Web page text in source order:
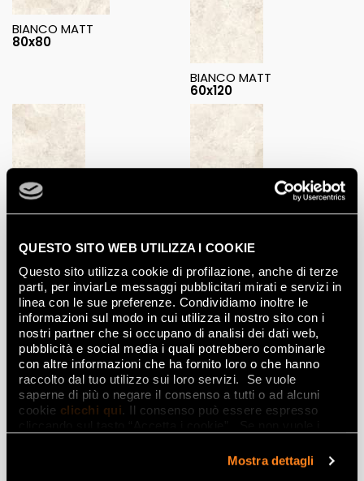
QUESTO SITO WEB UTILIZZA I COOKIE
Questo sito utilizza cookie di profilazione, anche di terze
parti, per inviarLe messaggi pubblicitari mirati e servizi in
linea con le sue preferenze. Condividiamo inoltre le
informazioni sul modo in cui utilizza il nostro sito con i
nostri partner che si occupano di analisi dei dati web,
pubblicità e social media i quali potrebbero combinarle
con altre informazioni che ha fornito loro o che hanno
raccolto dal tuo utilizzo sui loro servizi. Se vuole
saperne di più o negare il consenso a tutti o ad alcuni
cookie clicchi qui. Il consenso può essere espresso
Mostra dettagli
BIANCO MATT
80x80
BIANCO MATT
60x120
BIANCO MATT OUT
60x120
BIANCO MATT
30x60
Mosaics